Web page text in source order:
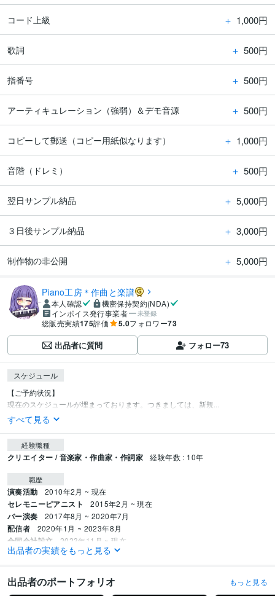
コード上級 ＋ 1,000円
歌詞 ＋ 500円
指番号 ＋ 500円
アーティキュレーション（強弱）＆デモ音源 ＋ 500円
コピーして郵送（コピー用紙似なります） ＋ 1,000円
音階（ドレミ） ＋ 500円
翌日サンプル納品 ＋ 5,000円
３日後サンプル納品 ＋ 3,000円
制作物の非公開 ＋ 5,000円
Piano工房＊作曲と楽譜
本人確認
機密保持契約(NDA)
インボイス発行事業者
未登録
総販売実績175評価 5.0フォロワー73
出品者に質問 フォロー73
スケジュール
【ご予約状況】
現在のスケジュールが埋まっております。つきましては、新規...
すべて見る
経験職種
クリエイター / 音楽家・作曲家・作詞家 経験年数 : 10年
職歴
演奏活動 2010年2月 ~ 現在
セレモニーピアニスト 2015年2月 ~ 現在
バー演奏 2017年8月 ~ 2020年7月
配信者 2020年1月 ~ 2023年8月
合同会社設立 2023年11月 ~ 現在
ココナラ・シルバーランク
ナランク
出品者の実績をもっと見る
出品者のポートフォリオ もっと見る